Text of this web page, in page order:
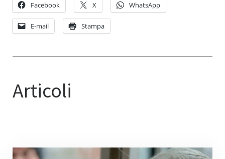
Facebook X WhatsApp
E-mail Stampa
Articoli